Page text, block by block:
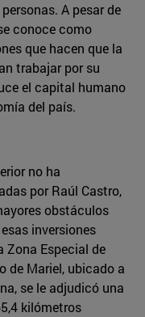
A pesar de
conoce como
que hacen que la
trabajar por su
el capital humano
del país.
no ha
por Raúl Castro,
obstáculos
inversiones
Zona Especial de
de Mariel, ubicado a
se le adjudicó una
kilómetros